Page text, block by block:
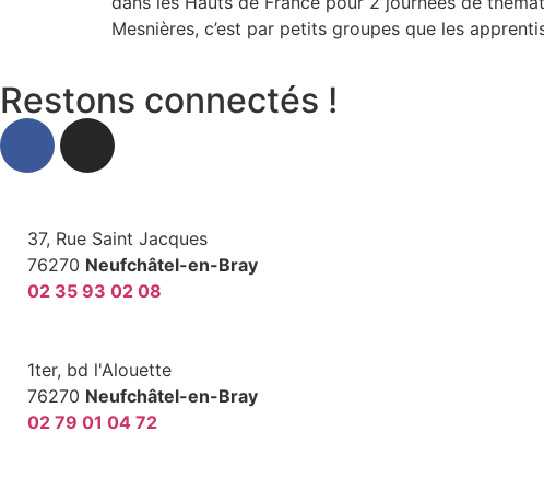
Mesnières, c’est par petits groupes que les
Restons connectés !
37, Rue Saint Jacques
76270 Neufchâtel-en-Bray
02 35 93 02 08
1ter, bd l'Alouette
76270 Neufchâtel-en-Bray
02 79 01 04 72